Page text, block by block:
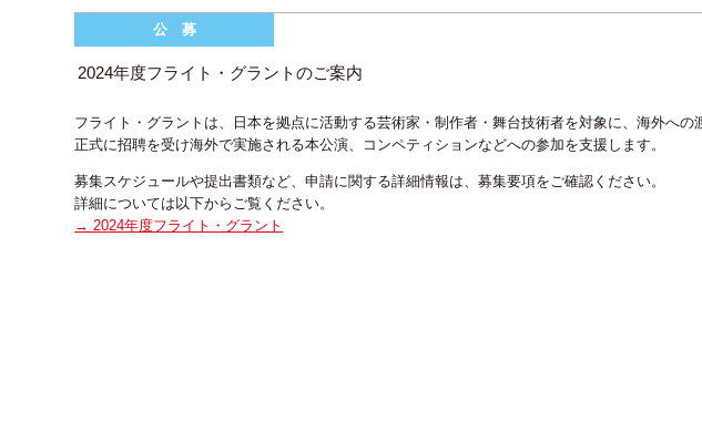
公 募
2024年度フライト・グラントのご案内
フライト・グラントは、日本を拠点に活動する芸術家・制作者・舞台技術者を対象に、海外への
正式に招聘を受け海外で実施される本公演、コンペティションなどへの参加を支援します。
募集スケジュールや提出書類など、申請に関する詳細情報は、募集要項をご確認ください。
詳細については以下からご覧ください。
→ 2024年度フライト・グラント